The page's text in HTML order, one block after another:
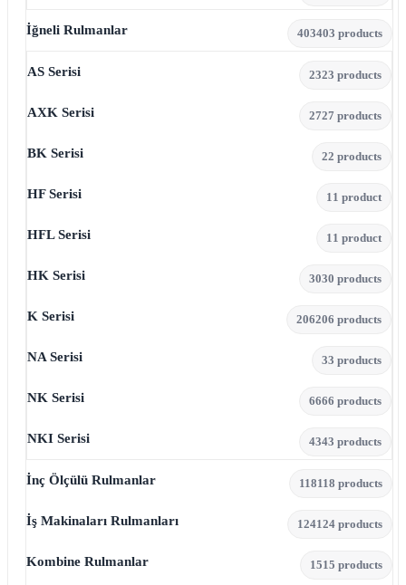
İğneli Rulmanlar 403403 products
AS Serisi 2323 products
AXK Serisi 2727 products
BK Serisi 22 products
HF Serisi 11 product
HFL Serisi 11 product
HK Serisi 3030 products
K Serisi 206206 products
NA Serisi 33 products
NK Serisi 6666 products
NKI Serisi 4343 products
İnç Ölçülü Rulmanlar 118118 products
İş Makinaları Rulmanları 124124 products
Kombine Rulmanlar 1515 products